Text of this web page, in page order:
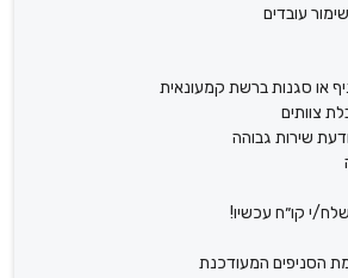
עובדים
או סגנות ברשת קמעונאית
צוותים
שירות גבוהה
י קו״ח עכשיו!
הסניפים המעודכנת